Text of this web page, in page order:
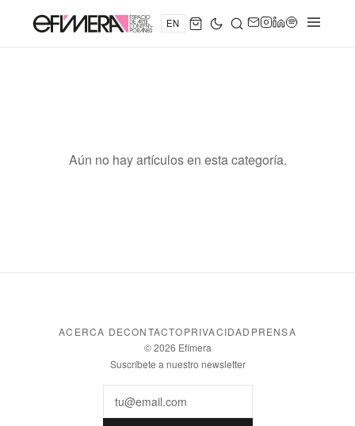
EN
Aún no hay artículos en esta categoría.
ACERCA DECONTACTOPRIVACIDAD PRENSA
© 2026 Efímera
Suscríbete a nuestro newsletter
Email